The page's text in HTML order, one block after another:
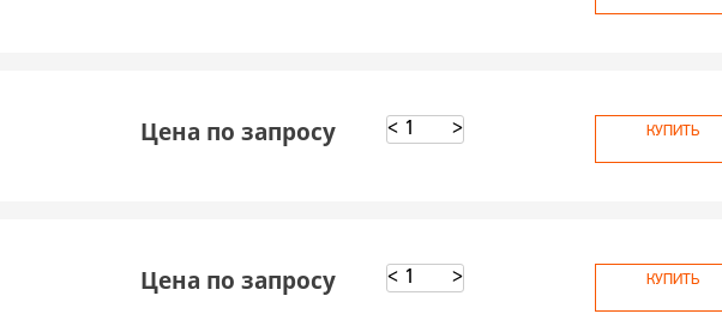
Цена по запросу < > КУПИТЬ
Цена по запросу < > КУПИТЬ